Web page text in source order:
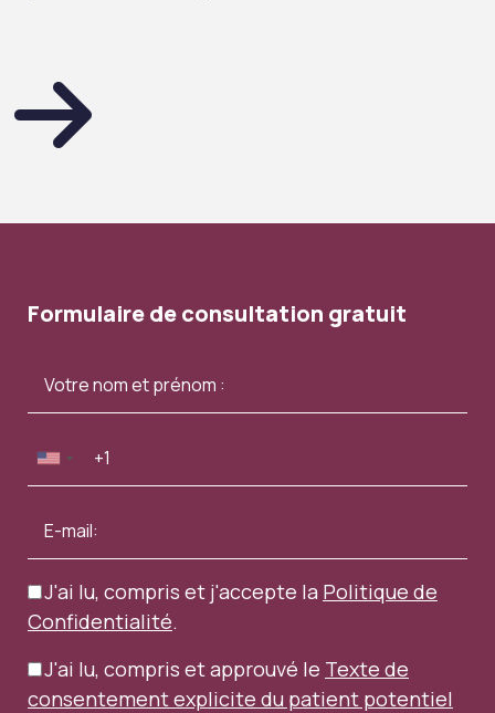
Formulaire de consultation gratuit
J'ai lu, compris et j'accepte la Politique de
Confidentialité.
J'ai lu, compris et approuvé le Texte de
consentement explicite du patient potentiel